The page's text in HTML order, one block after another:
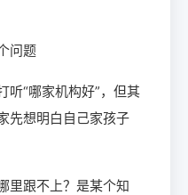
问题
听“哪家机构好”，但其
先想明白自己家孩子
里跟不上？是某个知